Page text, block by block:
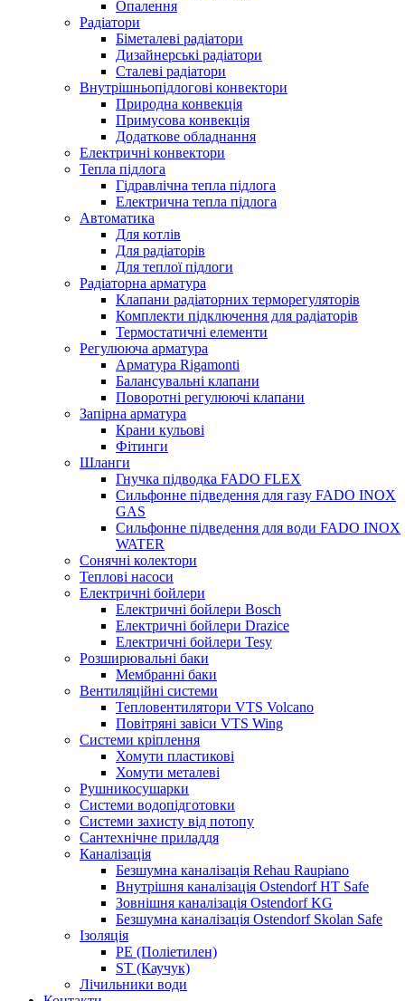
Опалення
Радіатори
Біметалеві радіатори
Дизайнерські радіатори
Сталеві радіатори
Внутрішньопідлогові конвектори
Природна конвекція
Примусова конвекція
Додаткове обладнання
Електричні конвектори
Тепла підлога
Гідравлічна тепла підлога
Електрична тепла підлога
Автоматика
Для котлів
Для радіаторів
Для теплої підлоги
Радіаторна арматура
Клапани радіаторних терморегуляторів
Комплекти підключення для радіаторів
Термостатичні елементи
Регулююча арматура
Арматура Rigamonti
Балансувальні клапани
Поворотні регулюючі клапани
Запірна арматура
Крани кульові
Фітинги
Шланги
Гнучка підводка FADO FLEX
Сильфонне підведення для газу FADO INOX
GAS
Сильфонне підведення для води FADO INOX
WATER
Сонячні колектори
Теплові насоси
Електричні бойлери
Електричні бойлери Bosch
Електричні бойлери Drazice
Електричні бойлери Tesy
Розширювальні баки
Мембранні баки
Вентиляційні системи
Тепловентилятори VTS Volcano
Повітряні завіси VTS Wing
Системи кріплення
Хомути пластикові
Хомути металеві
Рушникосушарки
Системи водопідготовки
Системи захисту від потопу
Сантехнічне приладдя
Каналізація
Безшумна каналізація Rehau Raupiano
Внутрішня каналізація Ostendorf HT Safe
Зовнішня каналізація Ostendorf KG
Безшумна каналізація Ostendorf Skolan Safe
Ізоляція
PE (Поліетилен)
ST (Каучук)
Лічильники води